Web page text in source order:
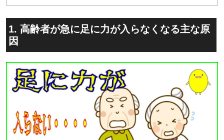
1. 高齢者が急に足に力が入らなくなる主な原
因